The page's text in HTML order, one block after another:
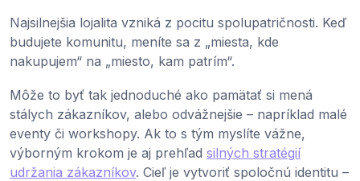
Najsilnejšia lojalita vzniká z pocitu spolupatričnosti. Keď
budujete komunitu, meníte sa z „miesta, kde
nakupujem“ na „miesto, kam patrím“.
Môže to byť tak jednoduché ako pamätať si mená
stálych zákazníkov, alebo odvážnejšie – napríklad malé
eventy či workshopy. Ak to s tým myslíte vážne,
výborným krokom je aj prehľad silných stratégií
udržania zákazníkov. Cieľ je vytvoriť spoločnú identitu –